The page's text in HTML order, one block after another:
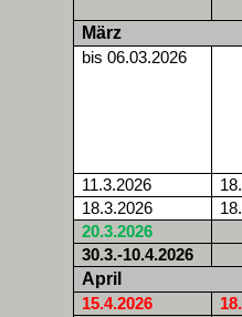
März
bis 06.03.2026
11.3.2026
18.3.2026
20.3.2026
30.3.-10.4.2026
April
15.4.2026